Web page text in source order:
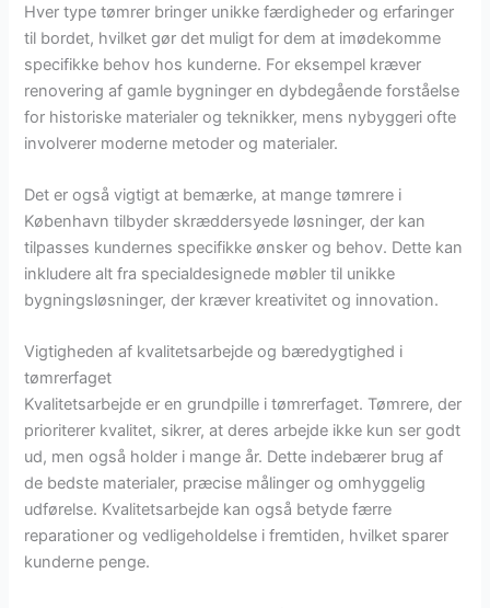
Hver type tømrer bringer unikke færdigheder og erfaringer
til bordet, hvilket gør det muligt for dem at imødekomme
specifikke behov hos kunderne. For eksempel kræver
renovering af gamle bygninger en dybdegående forståelse
for historiske materialer og teknikker, mens nybyggeri ofte
involverer moderne metoder og materialer.
Det er også vigtigt at bemærke, at mange tømrere i
København tilbyder skræddersyede løsninger, der kan
tilpasses kundernes specifikke ønsker og behov. Dette kan
inkludere alt fra specialdesignede møbler til unikke
bygningsløsninger, der kræver kreativitet og innovation.
Vigtigheden af kvalitetsarbejde og bæredygtighed i
tømrerfaget
Kvalitetsarbejde er en grundpille i tømrerfaget. Tømrere, der
prioriterer kvalitet, sikrer, at deres arbejde ikke kun ser godt
ud, men også holder i mange år. Dette indebærer brug af
de bedste materialer, præcise målinger og omhyggelig
udførelse. Kvalitetsarbejde kan også betyde færre
reparationer og vedligeholdelse i fremtiden, hvilket sparer
kunderne penge.